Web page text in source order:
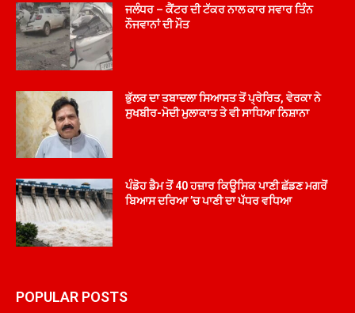
ਜਲੰਧਰ – ਕੈਂਟਰ ਦੀ ਟੱਕਰ ਨਾਲ ਕਾਰ ਸਵਾਰ ਤਿੰਨ
ਨੌਜਵਾਨਾਂ ਦੀ ਮੌਤ
ਭੁੱਲਰ ਦਾ ਤਬਾਦਲਾ ਸਿਆਸਤ ਤੋਂ ਪ੍ਰੇਰਿਤ, ਵੇਰਕਾ ਨੇ
ਸੁਖਬੀਰ-ਮੋਦੀ ਮੁਲਾਕਾਤ ਤੇ ਵੀ ਸਾਧਿਆ ਨਿਸ਼ਾਨਾ
ਪੰਡੋਹ ਡੈਮ ਤੋਂ 40 ਹਜ਼ਾਰ ਕਿਊਸਿਕ ਪਾਣੀ ਛੱਡਣ ਮਗਰੋਂ
ਬਿਆਸ ਦਰਿਆ ’ਚ ਪਾਣੀ ਦਾ ਪੱਧਰ ਵਧਿਆ
POPULAR POSTS